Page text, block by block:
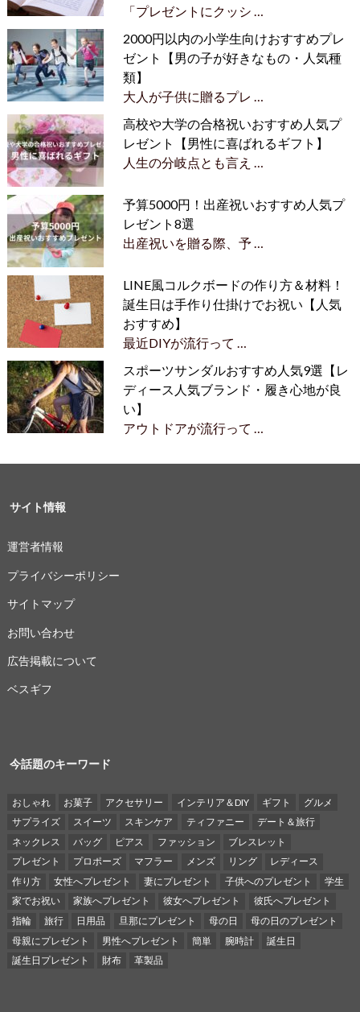
「プレゼントにクッシ …
2000円以内の小学生向けおすすめプレ
ゼント【男の子が好きなもの・人気種
類】
大人が子供に贈るプレ …
高校や大学の合格祝いおすすめ人気プ
レゼント【男性に喜ばれるギフト】
人生の分岐点とも言え …
予算5000円！出産祝いおすすめ人気プ
レゼント8選
出産祝いを贈る際、予 …
LINE風コルクボードの作り方＆材料！
誕生日は手作り仕掛けでお祝い【人気
おすすめ】
最近DIYが流行って …
スポーツサンダルおすすめ人気9選【レ
ディース人気ブランド・履き心地が良
い】
アウトドアが流行って …
サイト情報
運営者情報
プライバシーポリシー
サイトマップ
お問い合わせ
広告掲載について
ベスギフ
今話題のキーワード
おしゃれ お菓子 アクセサリー インテリア＆DIY ギフト
グルメ
サプライズ
スイーツ スキンケア ティファニー
デート＆旅行
ネックレス
バッグ ピアス ファッション
ブレスレット
プレゼント
プロポーズ マフラー メンズ リング
レディース
作り方
女性へプレゼント 妻にプレゼント 子供へのプレゼント
学生
家でお祝い
家族へプレゼント 彼女へプレゼント
彼氏へプレゼント
指輪
旅行 日用品 旦那にプレゼント 母の日
母の日のプレゼント
母親にプレゼント
男性へプレゼント 簡単 腕時計
誕生日
誕生日プレゼント
財布 革製品